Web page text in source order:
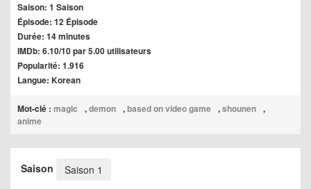
Saison: 1 Saison
Épisode: 12 Épisode
Durée: 14 minutes
IMDb: 6.10/10 par 5.00 utilisateurs
Popularité: 1.916
Langue: Korean
Mot-clé : magic ,demon ,based on video game ,shounen ,
anime
Saison
Saison 1